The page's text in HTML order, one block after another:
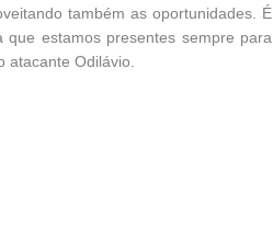
também as oportunidades. É
estamos presentes sempre para
atacante Odilávio.